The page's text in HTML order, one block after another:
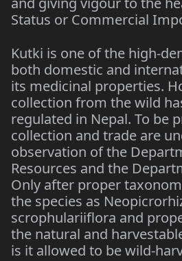
Status or Commercial
Kutki is one of the high-
both domestic and
its medicinal properties.
collection from the wild
regulated in Nepal. To be
collection and trade are
observation of the
Resources and the
Only after proper
the species as
scrophulariiflora and
the natural and
is it allowed to be wild-